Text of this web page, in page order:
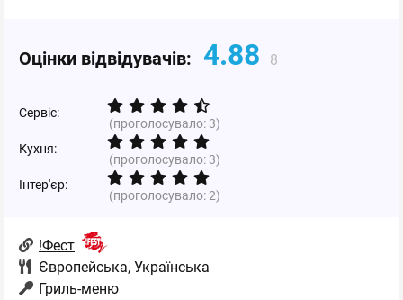
Оцінки відвідувачів: 4.88 8
Сервіс:
(проголосувало:3)
Кухня:
(проголосувало:3)
Інтер'єр:
(проголосувало:2)
!Фест
Європейська, Українська
Гриль-меню